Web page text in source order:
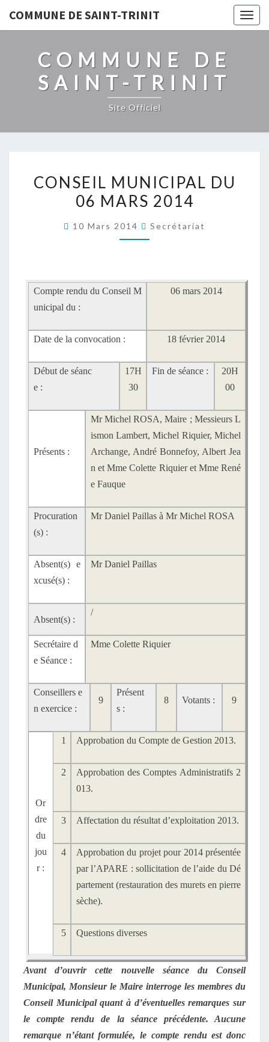
COMMUNE DE SAINT-TRINIT
COMMUNE DE
SAINT-TRINIT
Site Officiel
MUNICIPAL
DU
CONSEIL MUNICIPAL DU
06 MARS 2014
10 Mars 2014 Secrétariat
Compte rendu du Conseil M
unicipal du :
06 mars 2014
Date de la convocation : 18 février 2014
Début de séanc
e :
17H
30
Fin de séance :
20H
00
Présents :
Mr Michel ROSA, Maire ; Messieurs L
ismon Lambert, Michel Riquier, Michel
Archange, André Bonnefoy, Albert Jea
n et Mme Colette Riquier et Mme René
e Fauque
Procuration
(s) :
Mr Daniel Paillas à Mr Michel ROSA
Absent(s) e
xcusé(s) :
Mr Daniel Paillas
Absent(s) :
/
Secrétaire d
e Séance :
Mme Colette Riquier
Conseillers e
n exercice :
9
Présent
s :
8 Votants : 9
Or
dre
du
jou
r :
1 Approbation du Compte de Gestion 2013.
2
Approbation des Comptes Administratifs 2
013.
3 Affectation du résultat d’exploitation 2013.
4
Approbation du projet pour 2014 présentée
par l’APARE : sollicitation de l’aide du Dé
partement (restauration des murets en pierre
sèche).
5 Questions diverses
Avant d’ouvrir cette nouvelle séance du Conseil
Municipal, Monsieur le Maire interroge les membres du
Conseil Municipal quant à d’éventuelles remarques sur
le compte rendu de la séance précédente. Aucune
remarque n’étant formulée, le compte rendu est donc